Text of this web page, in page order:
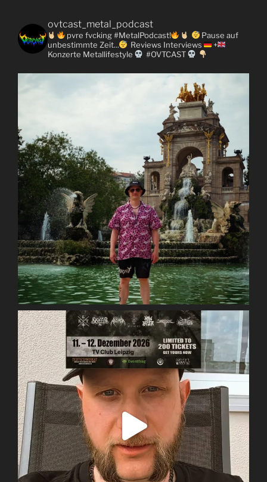
ovtcast_metal_podcast
pvre fvcking #MetalPodcast!
Pause auf
unbestimmte Zeit...
Reviews Interviews
+
Konzerte Metallifestyle #OVTCAST